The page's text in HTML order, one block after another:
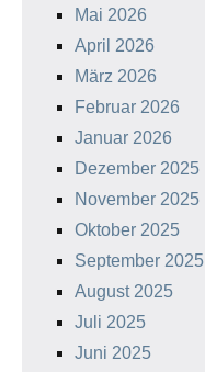
Mai 2026
April 2026
März 2026
Februar 2026
Januar 2026
Dezember 2025
November 2025
Oktober 2025
September 2025
August 2025
Juli 2025
Juni 2025